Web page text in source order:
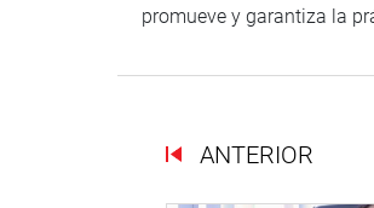
promueve y garantiza la
ANTERIOR